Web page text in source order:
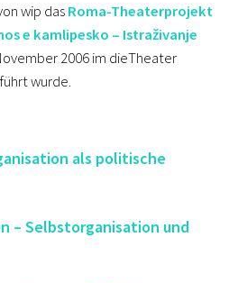
wip dasRoma-Theaterprojekt
e kamlipesko – Istraživanje
2006 im dieTheater
wurde.
als politische
– Selbstorganisation und